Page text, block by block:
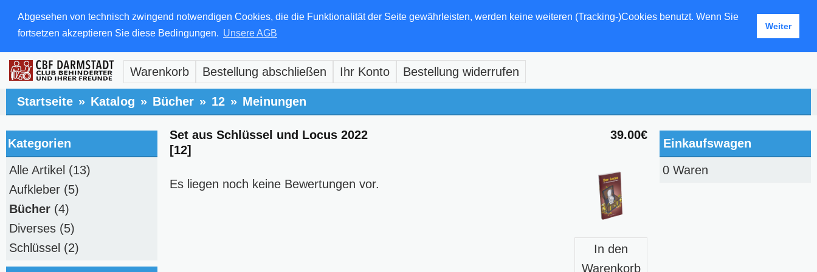
Abgesehen von technisch zwingend notwendigen Cookies, die die Funktionalität der Seite gewährleisten, werden keine weiteren (Tracking-)Cookies benutzt. Wenn Sie
fortsetzen akzeptieren Sie diese Bedingungen. Unsere AGB
Weiter
Warenkorb Bestellung abschließen Ihr Konto Bestellung widerrufen
Startseite » Katalog » Bücher » 12 » Meinungen
39.00€
Set aus Schlüssel und Locus 2022
[12]
In den
Warenkorb
Es liegen noch keine Bewertungen vor.
Kategorien
Alle Artikel (13)
Aufkleber (5)
Bücher (4)
Diverses (5)
Schlüssel (2)
Einkaufswagen
0 Waren